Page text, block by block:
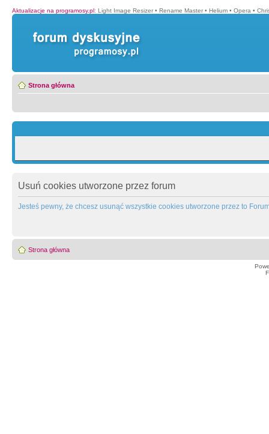
Aktualizacje na programosy.pl: Light Image Resizer • Rename Master • Helium • Opera •
Strona główna
Usuń cookies utworzone przez forum
Jesteś pewny, że chcesz usunąć wszystkie cookies utworzone przez to
Strona główna